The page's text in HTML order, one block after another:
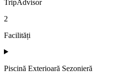
TripAdvisor
2
Facilități
Piscină Exterioară Sezonieră